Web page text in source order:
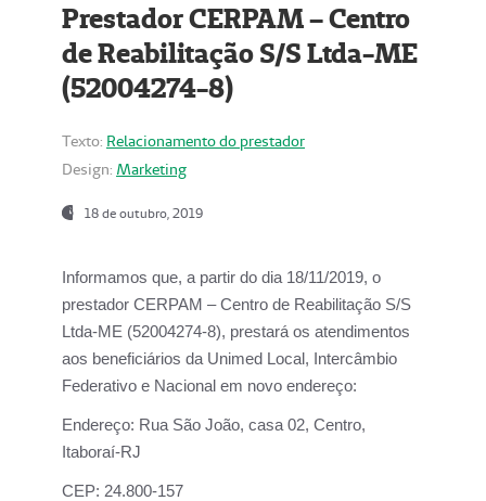
Prestador CERPAM – Centro
de Reabilitação S/S Ltda-ME
(52004274-8)
Texto: Relacionamento do prestador
Design: Marketing
18 de outubro, 2019
Informamos que, a partir do dia 18/11/2019, o
prestador CERPAM – Centro de Reabilitação S/S
Ltda-ME (52004274-8), prestará os atendimentos
aos beneficiários da Unimed Local, Intercâmbio
Federativo e Nacional em novo endereço:
Endereço: Rua São João, casa 02, Centro,
Itaboraí-RJ
CEP: 24.800-157